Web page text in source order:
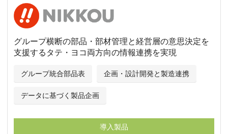
グループ横断の部品・部材管理と経営層の意思決定を
支援するタテ・ヨコ両方向の情報連携を実現
グループ統合部品表 企画・設計開発と製造連携
データに基づく製品企画
導入製品